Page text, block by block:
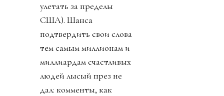
улетать за пределы
США). Шанса
подтвердить свои слова
тем самым миллионам и
миллиардам счастливых
людей лысый през не
дал: комменты, как